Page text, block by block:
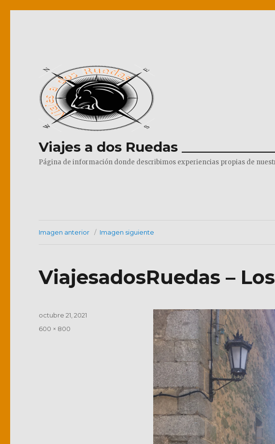
Viajes a dos Ruedas
Página de información donde describimos experiencias propias de
Imagen anterior Imagen siguiente
ViajesadosRuedas –
Publicado
octubre 21, 2021
Tamaño
600 × 800